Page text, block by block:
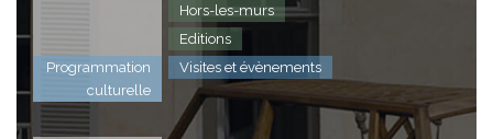
Hors-les-murs
Editions
Programmation
culturelle
Visites et évènements